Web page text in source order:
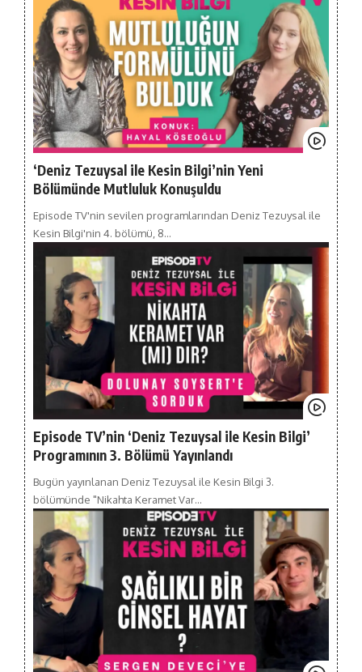
‘Deniz Tezuysal ile Kesin Bilgi’nin Yeni
Bölümünde Mutluluk Konuşuldu
Episode TV'nin sevilen programlarından Deniz Tezuysal ile
Kesin Bilgi'nin 4. bölümü, 8…
Episode TV’nin ‘Deniz Tezuysal ile Kesin Bilgi’
Programının 3. Bölümü Yayınlandı
Bugün yayınlanan Deniz Tezuysal ile Kesin Bilgi 3.
bölümünde "Nikahta Keramet Var…